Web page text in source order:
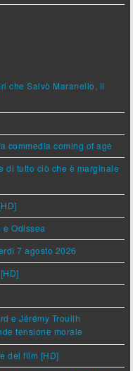
che Salvò Maranello, il
commedia coming of age
di tutto ciò che è marginale
e Odissea
7 agosto 2026
e Jérémy Trouilh
tensione morale
del film [HD]